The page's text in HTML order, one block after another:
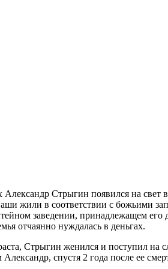
Стрыгин появился на свет
жили в соответствии с божьими
заведении, принадлежащем его
отчаянно нуждалась в деньгах.
Стрыгин женился и поступил
Александр, спустя 2 года после ее